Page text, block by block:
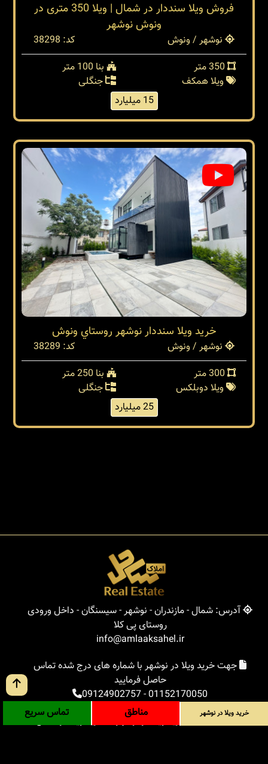
فروش ویلا سنددار در شمال | ویلا 350 متری در
ونوش نوشهر
نوشهر / ونوش
کد: 38298
بنا 100 متر
ویلا همکف
جنگلی
15 میلیارد
خرید ویلا سنددار نوشهر روستاي ونوش
نوشهر / ونوش
کد: 38289
بنا 250 متر
ویلا دوبلکس
جنگلی
25 میلیارد
آدرس: شمال - مازندران - نوشهر - سیسنگان - داخل ورودی
روستای پی کلا
info@amlaaksahel.ir
جهت خرید ویلا در نوشهر با شماره های درج شده تماس
حاصل فرمایید
01152170050
-
09124902757
املاک ساحل
خرید ویلا در نوشهر
خرید ویلا در شمال
خرید ویلا در نوشهر مناطق تماس سریع